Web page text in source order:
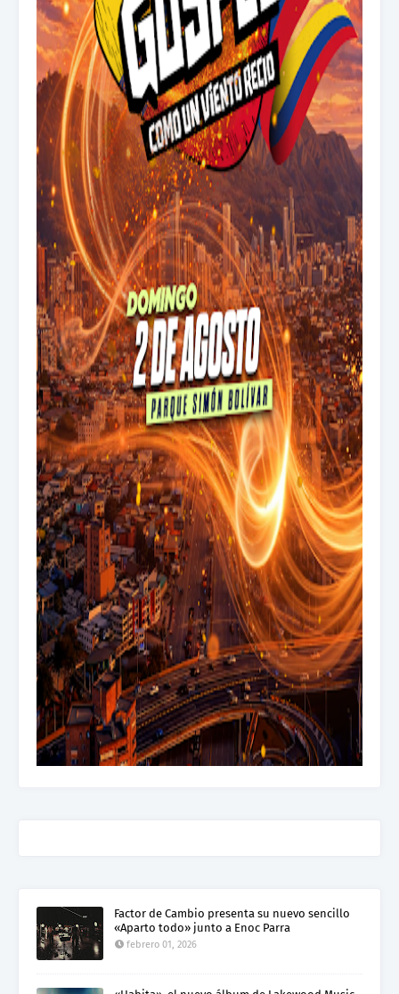
Factor de Cambio presenta su nuevo sencillo
«Aparto todo» junto a Enoc Parra
febrero 01, 2026